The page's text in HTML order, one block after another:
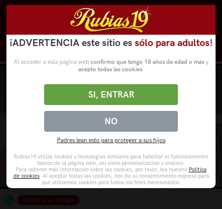
Enviar a un amigo
¡ADVERTENCIA este sitio es sólo para adultos!
Al acceder a esta página web confirmo que tengo 18 años de edad o másy
acepto todas las cookies.
NO
SI, ENTRAR
Padres lean esto para proteger a sus hijos
Rubias19 utiliza cookies y tecnologías similares para habilitar el funcionamiento
básico de la página web, así como personalización y análisis.
Para obtener más información sobre las cookies, por favor, lea nuestra Política
de cookies. Al aceptar todas las cookies, nos da su consentimiento expreso para
que utilicemos cookies para todos los fines mencionados.